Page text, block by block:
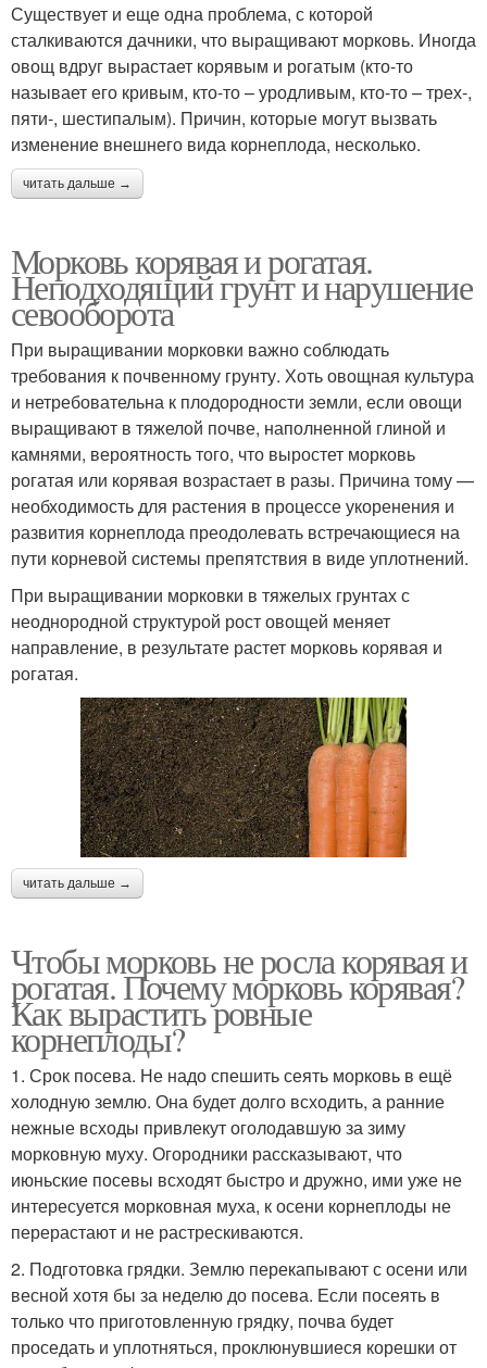
Существует и еще одна проблема, с которой
сталкиваются дачники, что выращивают морковь. Иногда
овощ вдруг вырастает корявым и рогатым (кто-то
называет его кривым, кто-то – уродливым, кто-то – трех-,
пяти-, шестипалым). Причин, которые могут вызвать
изменение внешнего вида корнеплода, несколько.
читать дальше →
Морковь корявая и рогатая.
Неподходящий грунт и нарушение
севооборота
При выращивании морковки важно соблюдать
требования к почвенному грунту. Хоть овощная культура
и нетребовательна к плодородности земли, если овощи
выращивают в тяжелой почве, наполненной глиной и
камнями, вероятность того, что выростет морковь
рогатая или корявая возрастает в разы. Причина тому —
необходимость для растения в процессе укоренения и
развития корнеплода преодолевать встречающиеся на
пути корневой системы препятствия в виде уплотнений.
При выращивании морковки в тяжелых грунтах с
неоднородной структурой рост овощей меняет
направление, в результате растет морковь корявая и
рогатая.
читать дальше →
Чтобы морковь не росла корявая и
рогатая. Почему морковь корявая?
Как вырастить ровные
корнеплоды?
1. Срок посева. Не надо спешить сеять морковь в ещё
холодную землю. Она будет долго всходить, а ранние
нежные всходы привлекут оголодавшую за зиму
морковную муху. Огородники рассказывают, что
июньские посевы всходят быстро и дружно, ими уже не
интересуется морковная муха, к осени корнеплоды не
перерастают и не растрескиваются.
2. Подготовка грядки. Землю перекапывают с осени или
весной хотя бы за неделю до посева. Если посеять в
только что приготовленную грядку, почва будет
проседать и уплотняться, проклюнувшиеся корешки от